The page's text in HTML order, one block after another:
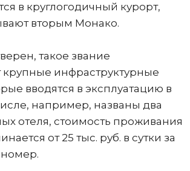
в круглогодичный курорт,
вторым Монако.
такое звание
инфраструктурные
вводятся в эксплуатацию в
например, названы два
отеля, стоимость проживания
от 25 тыс. руб. в сутки за